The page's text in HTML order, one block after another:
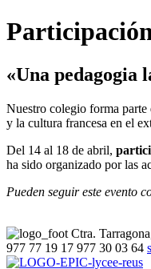
«Una pedagogia
Nuestro colegio forma parte
y la cultura francesa en el
Del 14 al 18 de abril,
ha sido organizado por las
Pueden seguir este evento
Ctra.
977 77 19 17 977 30 03 64